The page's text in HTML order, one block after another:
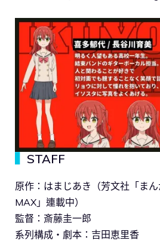
STAFF
原作：はまじあき（芳文社「ま
MAX」連載中）
監督：斎藤圭一郎
系列構成・劇本：吉田恵里香